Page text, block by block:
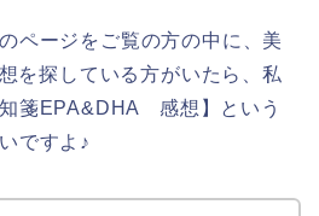
ページをご覧の方の中に、美
を探している方がいたら、私
箋EPA&DHA 感想】という
ですよ♪